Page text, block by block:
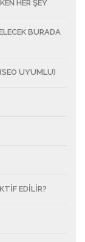
HER ŞEY
BURADA
UYUMLU)
EDILIR?